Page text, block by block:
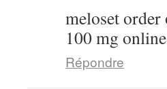
meloset
100 mg
Répondre